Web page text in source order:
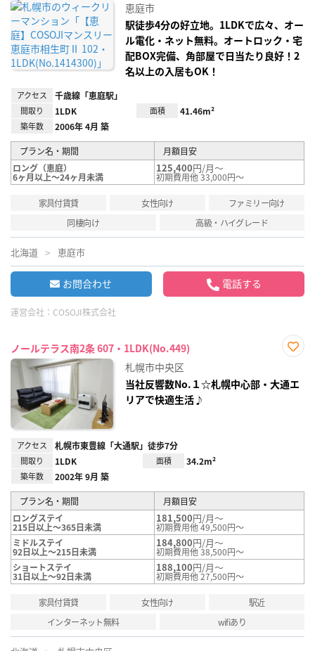
録
恵庭市
駅徒歩4分の好立地。1LDKで広々、オー
ル電化・ネット無料。オートロック・宅
配BOX完備、角部屋で日当たり良好！2
名以上の入居もOK！
アクセス 千歳線「恵庭駅」
間取り 1LDK 面積 41.46m²
築年数 2006年 4月 築
プラン名・期間
月額目安
ロング（恵庭）
6ヶ月以上～24ヶ月未満
125,400円/月～
初期費用他 33,000円～
家具付賃貸 女性向け
ファミリー向け
同棲向け
高級・ハイグレード
北海道 恵庭市
お問合わせ 電話する
運営会社： COSOJI株式会社
ノールテラス南2条 607・1LDK(No.449)
り登
録
札幌市中央区
当社反響数No.１☆札幌中心部・大通エ
リアで快適生活♪
アクセス 札幌市東豊線「大通駅」徒歩7分
間取り 1LDK 面積 34.2m²
築年数 2002年 9月 築
プラン名・期間
月額目安
ロングステイ
215日以上～365日未満
181,500円/月～
初期費用他 49,500円～
ミドルステイ
92日以上～215日未満
184,800円/月～
初期費用他 38,500円～
ショートステイ
31日以上～92日未満
188,100円/月～
初期費用他 27,500円～
家具付賃貸 女性向け
駅近
インターネット無料
wifiあり